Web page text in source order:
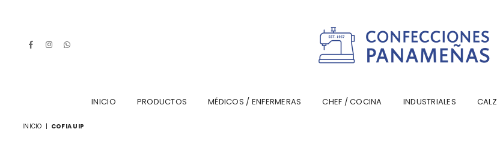
FacebookInstagram
INICIO PRODUCTOS MÉDICOS / ENFERMERAS CHEF / COCINA INDUSTRIALES
INICIO | COFIA UIP